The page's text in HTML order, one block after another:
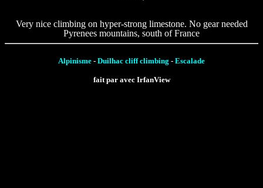
Very nice climbing on hyper-strong limestone. No gear needed
Pyrenees mountains, south of France
Alpinisme - Duilhac cliff climbing - Escalade
fait par avec IrfanView